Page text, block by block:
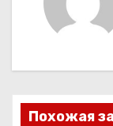
п
о
Похожая